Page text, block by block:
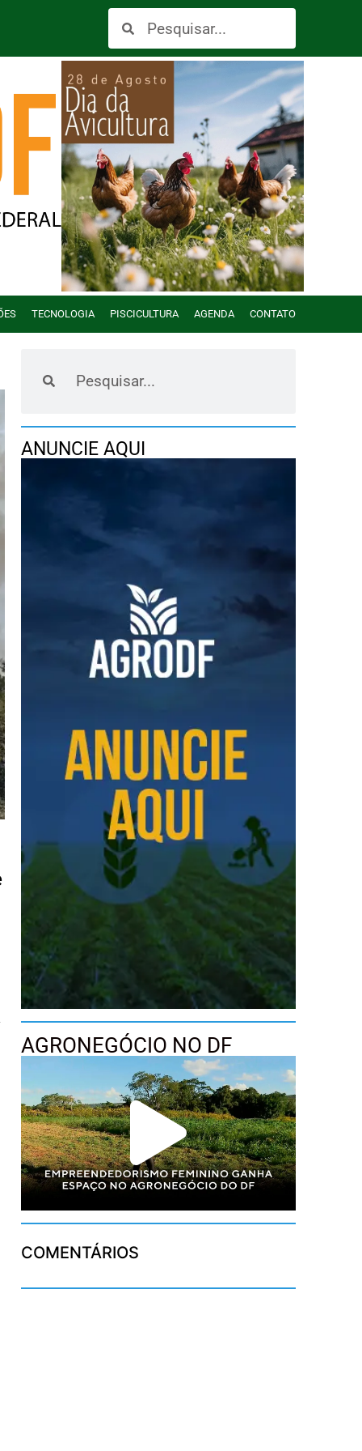
TECNOLOGIA PISCICULTURA AGENDA CONTATO
ANUNCIE AQUI
AGRONEGÓCIO NO DF
COMENTÁRIOS